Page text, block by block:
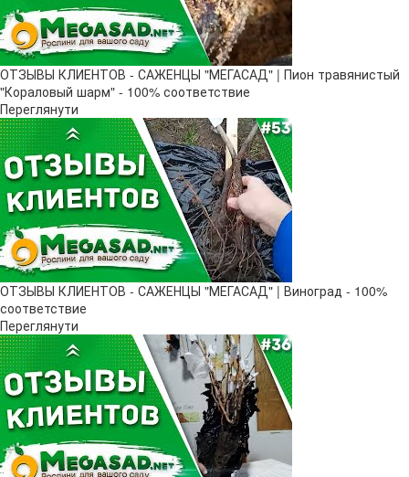
ОТЗЫВЫ КЛИЕНТОВ - САЖЕНЦЫ "МЕГАСАД" | Пион травянистый
"Кораловый шарм" - 100% соответствие
Переглянути
ОТЗЫВЫ КЛИЕНТОВ - САЖЕНЦЫ "МЕГАСАД" | Виноград - 100%
соответствие
Переглянути